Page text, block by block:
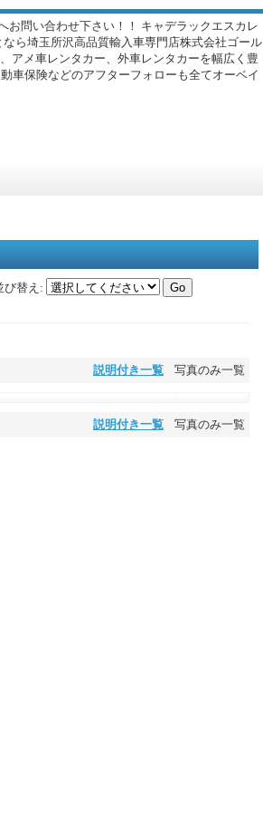
問い合わせ下さい！！ キャデラックエスカレ
ら埼玉所沢高品質輸入車専門店株式会社ゴール
アメ車レンタカー、外車レンタカーを幅広く豊
車保険などのアフターフォローも全てオーベイ
び替え :
説明付き一覧 写真のみ一覧
説明付き一覧 写真のみ一覧